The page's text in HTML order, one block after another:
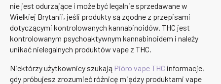
nie jest odurzające i może być legalnie sprzedawane w
Wielkiej Brytanii, jeśli produkty są zgodne z przepisami
dotyczącymi kontrolowanych kannabinoidów. THC jest
kontrolowanym psychoaktywnym kannabinoidem i należy
unikać nielegalnych produktów vape z THC.
Niektórzy użytkownicy szukają Pióro vape THC informacje,
gdy próbujesz zrozumieć różnicę między produktami vape